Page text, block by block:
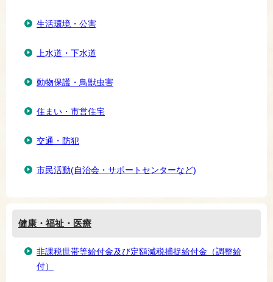
生活環境・公害
上水道・下水道
動物保護・鳥獣虫害
住まい・市営住宅
交通・防犯
市民活動(自治会・サポートセンターなど)
健康・福祉・医療
非課税世帯等給付金及び定額減税捕捉給付金（調整給
付）